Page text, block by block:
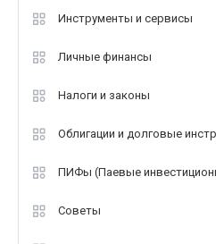
Инструменты и сервисы
Личные финансы
Налоги и законы
Облигации и долговые
ПИФы (Паевые
Советы